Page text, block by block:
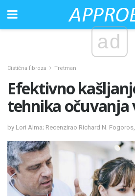
ad
Cistična fibroza Tretman
Efektivno
tehnika očuvanja
by Lori Alma; Recenzirao Richard N.